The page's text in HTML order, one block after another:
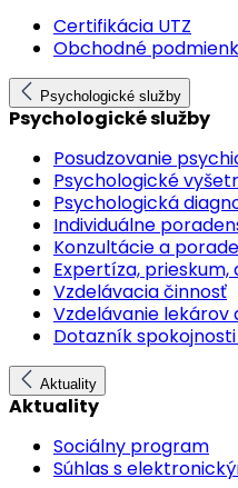
Certifikácia UTZ
Obchodné
Psychologické služby
Psychologické služby
Posudzovanie
Psychologické
Psychologická
Individuálne
Konzultácie a
Expertíza, prieskum,
Vzdelávacia činnosť
Vzdelávanie lekárov
Dotazník
Aktuality
Aktuality
Sociálny program
Súhlas s